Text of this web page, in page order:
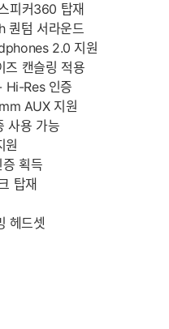
피커360 탑재
퀀텀 서라운드
2.0 지원
즈 캔슬링 적용
Hi-Res 인증
AUX 지원
사용 가능
원
획득
탑재
헤드셋